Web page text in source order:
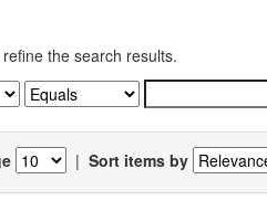
the search results.
| Sort items by